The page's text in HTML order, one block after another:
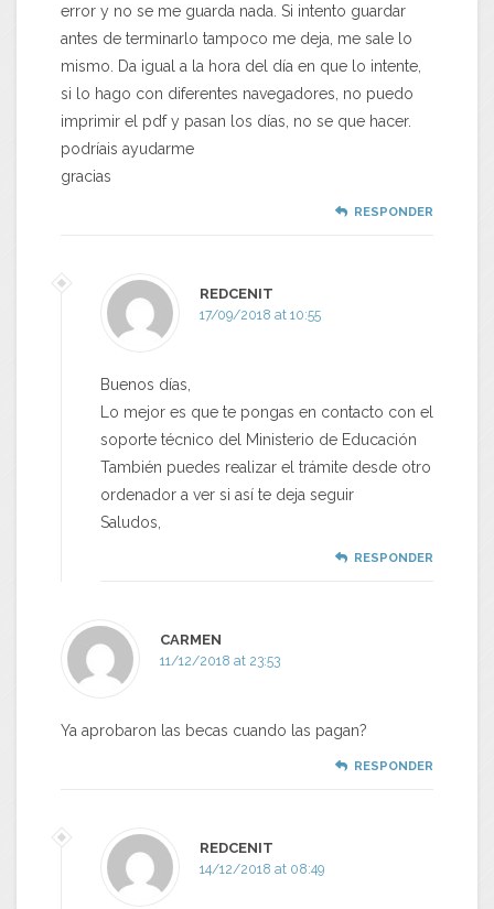
error y no se me guarda nada. Si intento guardar
antes de terminarlo tampoco me deja, me sale lo
mismo. Da igual a la hora del día en que lo intente,
si lo hago con diferentes navegadores, no puedo
imprimir el pdf y pasan los días, no se que hacer.
podríais ayudarme
gracias
RESPONDER
REDCENIT
17/09/2018 at 10:55
Buenos días,
Lo mejor es que te pongas en contacto con el
soporte técnico del Ministerio de Educación
También puedes realizar el trámite desde otro
ordenador a ver si así te deja seguir
Saludos,
RESPONDER
CARMEN
11/12/2018 at 23:53
Ya aprobaron las becas cuando las pagan?
RESPONDER
REDCENIT
14/12/2018 at 08:49